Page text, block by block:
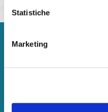
Statistiche
Marketing
Tecnoborsa S.C.p.A.
P. IVA:05375771002